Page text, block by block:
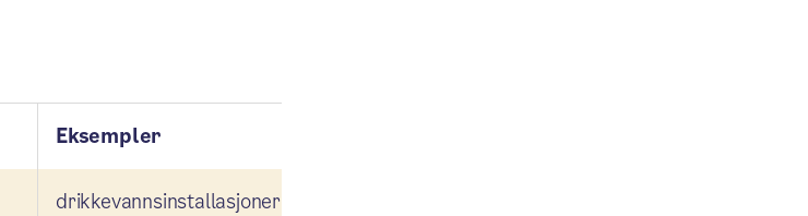
Eksempler
drikkevannsinstallasjoner i forbindelse med